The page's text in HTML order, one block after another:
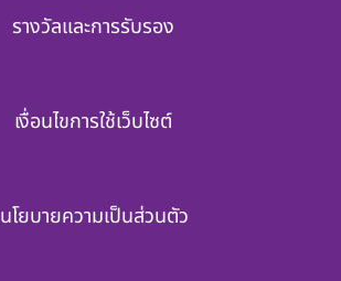
รางวัลและการรับรอง
เงื่อนไขการใช้เว็บไซต์
นโยบายความเป็นส่วนตัว